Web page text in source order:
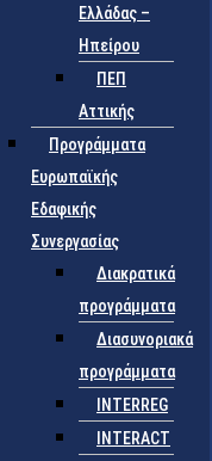
Ελλάδας –
Ηπείρου
ΠΕΠ
Αττικής
Προγράμματα
Ευρωπαϊκής
Εδαφικής
Συνεργασίας
Διακρατικά
προγράμματα
Διασυνοριακά
προγράμματα
INTERREG
INTERACT